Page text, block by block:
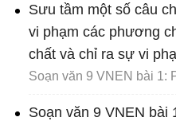
Sưu tầm một số câu
vi phạm các phương
chất và chỉ ra sự vi
Soạn văn 9 VNEN bài 1:
Soạn văn 9 VNEN bài